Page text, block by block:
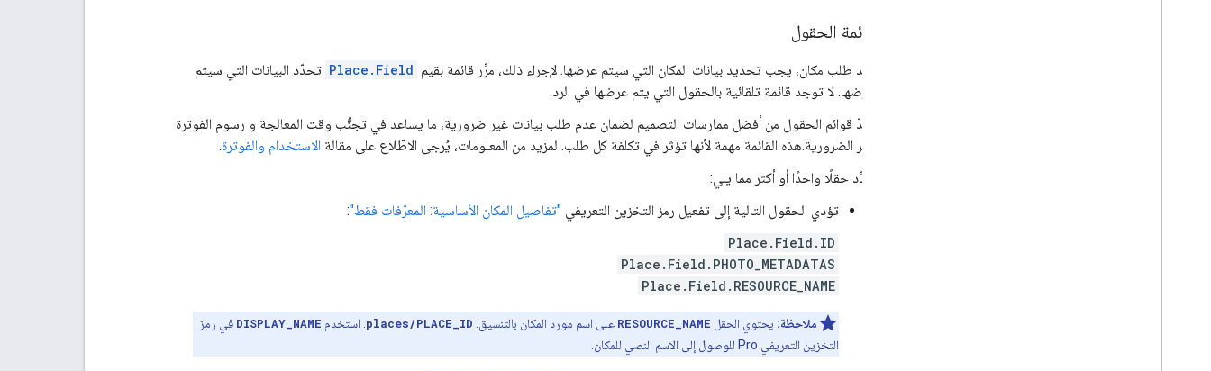
قائمة الحقول
عند طلب مكان، يجب تحديد بيانات المكان التي سيتم عرضها. لإجراء ذلك، مرِّر قائمة بقيم Place.Field تحدّد البيانات التي سيتم
عرضها. لا توجد قائمة تلقائية بالحقول التي يتم عرضها في الرد.
تُعدّ قوائم الحقول من أفضل ممارسات التصميم لضمان عدم طلب بيانات غير ضرورية، ما يساعد في تجنُّب وقت المعالجة و رسوم الفوترة
غير الضرورية.هذه القائمة مهمة لأنها تؤثر في تكلفة كل طلب. لمزيد من المعلومات، يُرجى الاطّلاع على مقالة الاستخدام والفوترة.
حدِّد حقلًا واحدًا أو أكثر مما يلي:
تؤدي الحقول التالية إلى تفعيل رمز التخزين التعريفي "تفاصيل المكان الأساسية: المعرّفات فقط":
Place.Field.ID
Place.Field.PHOTO_METADATAS
Place.Field.RESOURCE_NAME
ملاحظة: يحتوي الحقل RESOURCE_NAME على اسم مورد المكان بالتنسيق: places/PLACE_ID . استخدِم DISPLAY_NAME في رمز
التخزين التعريفي Pro للوصول إلى الاسم النصي للمكان.